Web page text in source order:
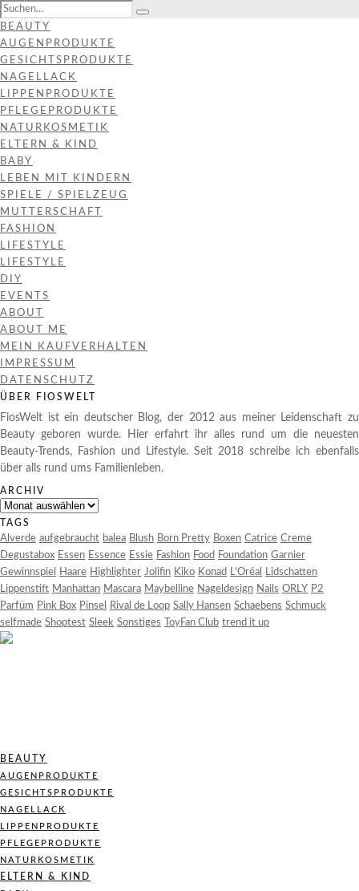
BEAUTY
AUGENPRODUKTE
GESICHTSPRODUKTE
NAGELLACK
LIPPENPRODUKTE
PFLEGEPRODUKTE
NATURKOSMETIK
ELTERN & KIND
BABY
LEBEN MIT KINDERN
SPIELE / SPIELZEUG
MUTTERSCHAFT
FASHION
LIFESTYLE
LIFESTYLE
DIY
EVENTS
ABOUT
ABOUT ME
MEIN KAUFVERHALTEN
IMPRESSUM
DATENSCHUTZ
ÜBER FIOSWELT
FiosWelt ist ein deutscher Blog, der 2012 aus meiner Leidenschaft zu
Beauty geboren wurde. Hier erfahrt ihr alles rund um die neuesten
Beauty-Trends, Fashion und Lifestyle. Seit 2018 schreibe ich ebenfalls
über alls rund ums Familienleben.
ARCHIV
Archiv
TAGS
Alverde aufgebraucht balea Blush Born Pretty Boxen Catrice Creme
Degustabox Essen Essence Essie Fashion Food Foundation Garnier
Gewinnspiel
Haare Highlighter Jolifin Kiko Konad L'Oréal
Lidschatten
Lippenstift Manhattan Mascara Maybelline Nageldesign Nails ORLY P2
Parfüm Pink Box Pinsel Rival de Loop Sally Hansen Schaebens Schmuck
selfmade Shoptest Sleek Sonstiges ToyFan Club trend it up
BEAUTY
AUGENPRODUKTE
GESICHTSPRODUKTE
NAGELLACK
LIPPENPRODUKTE
PFLEGEPRODUKTE
NATURKOSMETIK
ELTERN & KIND